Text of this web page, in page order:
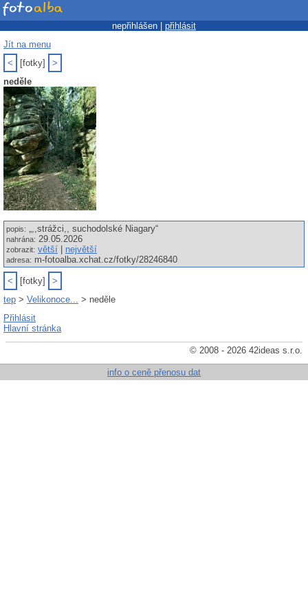
nepřihlášen | přihlásit
Jít na menu
<
[fotky]
>
neděle
popis: „,,strážci,, suchodolské Niagary“
nahrána: 29.05.2026
zobrazit: větší největší
adresa: m-fotoalba.xchat.cz/fotky/28246840
< [fotky]
>
tep > Velikonoce... > neděle
Přihlásit
Hlavní stránka
© 2008 - 2026 42ideas s.r.o.
info o ceně přenosu dat